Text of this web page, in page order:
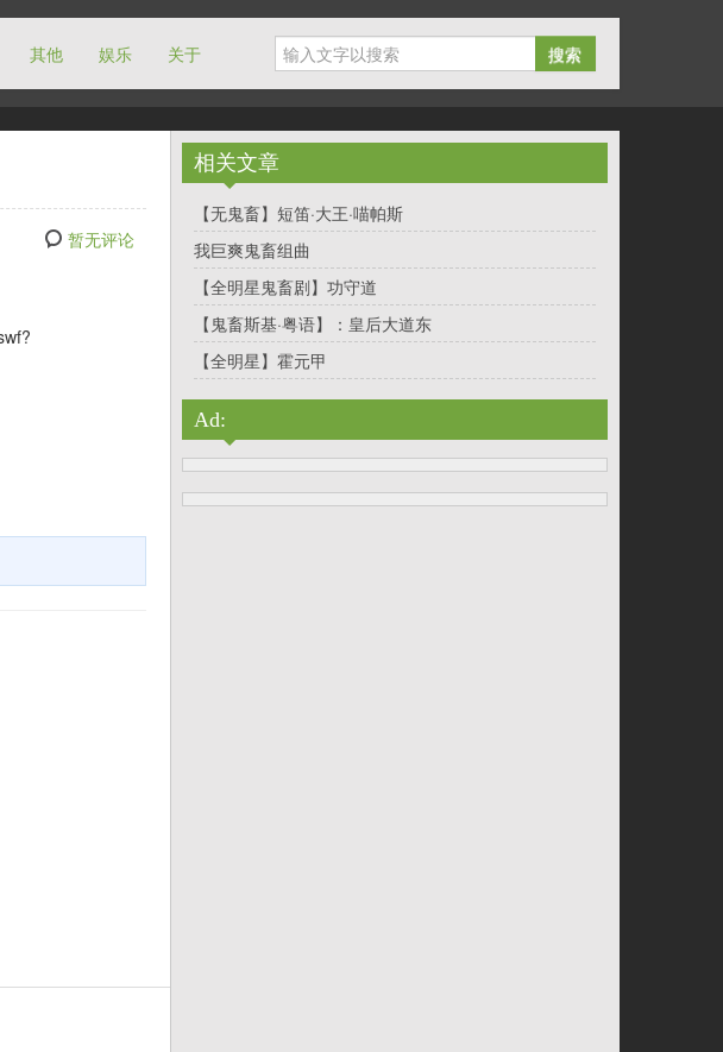
其他 娱乐 关于 搜索
暂无评论
相关文章
【无鬼畜】短笛·大王·喵帕斯
我巨爽鬼畜组曲
【全明星鬼畜剧】功守道
【鬼畜斯基·粤语】：皇后大道东
【全明星】霍元甲
Ad: